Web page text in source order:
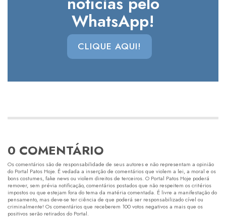
WhatsApp!
CLIQUE AQUI!
0 COMENTÁRIO
Os comentários são de responsabilidade de seus autores e não representam a opinião
do Portal Patos Hoje. É vedada a inserção de comentários que violem a lei, a moral e os
bons costumes, fake news ou violem direitos de terceiros. O Portal Patos Hoje poderá
remover, sem prévia notificação, comentários postados que não respeitem os critérios
impostos ou que estejam fora do tema da matéria comentada. É livre a manifestação do
pensamento, mas deve-se ter ciência de que poderá ser responsabilizado cível ou
criminalmente! Os comentários que receberem 100 votos negativos a mais que os
positivos serão retirados do Portal.